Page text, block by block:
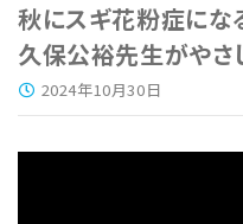
秋にスギ花粉症に
久保公裕先生がやさ
2024年10月30日